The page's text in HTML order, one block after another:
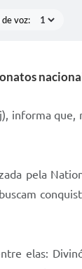
voz:
informa que,
pela
elas: